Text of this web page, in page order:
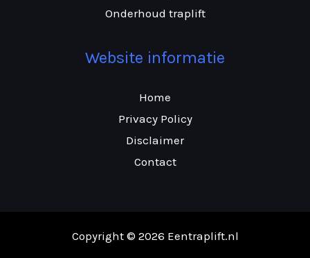
Onderhoud traplift
Website informatie
Home
Privacy Policy
Disclaimer
Contact
Copyright © 2026 Eentraplift.nl